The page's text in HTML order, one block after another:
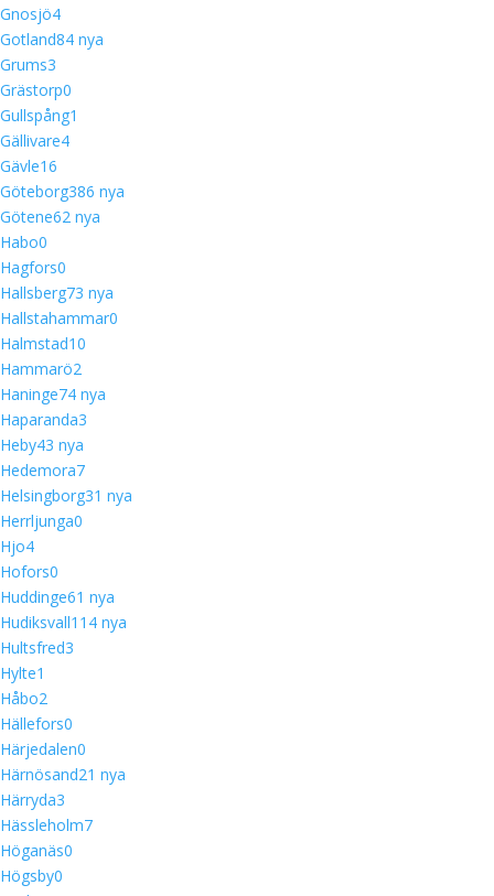
Gnosjö4
Gotland84 nya
Grums3
Grästorp0
Gullspång1
Gällivare4
Gävle16
Göteborg386 nya
Götene62 nya
Habo0
Hagfors0
Hallsberg73 nya
Hallstahammar0
Halmstad10
Hammarö2
Haninge74 nya
Haparanda3
Heby43 nya
Hedemora7
Helsingborg31 nya
Herrljunga0
Hjo4
Hofors0
Huddinge61 nya
Hudiksvall11 4 nya
Hultsfred3
Hylte1
Håbo2
Hällefors0
Härjedalen0
Härnösand21 nya
Härryda3
Hässleholm7
Höganäs0
Högsby0